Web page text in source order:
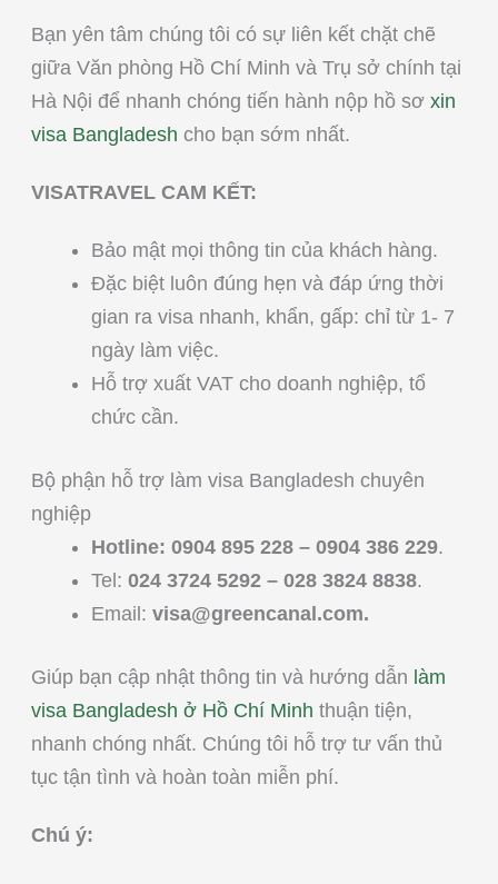
Bạn yên tâm chúng tôi có sự liên kết chặt chẽ
giữa Văn phòng Hồ Chí Minh và Trụ sở chính tại
Hà Nội để nhanh chóng tiến hành nộp hồ sơ xin
visa Bangladesh cho bạn sớm nhất.
VISATRAVEL CAM KẾT:
Bảo mật mọi thông tin của khách hàng.
Đặc biệt luôn đúng hẹn và đáp ứng thời
gian ra visa nhanh, khẩn, gấp: chỉ từ 1- 7
ngày làm việc.
Hỗ trợ xuất VAT cho doanh nghiệp, tổ
chức cần.
Bộ phận hỗ trợ làm visa Bangladesh chuyên
nghiệp
Hotline: 0904 895 228 – 0904 386 229.
Tel: 024 3724 5292 – 028 3824 8838.
Email: visa@greencanal.com.
Giúp bạn cập nhật thông tin và hướng dẫn làm
visa Bangladesh ở Hồ Chí Minh thuận tiện,
nhanh chóng nhất. Chúng tôi hỗ trợ tư vấn thủ
tục tận tình và hoàn toàn miễn phí.
Chú ý: